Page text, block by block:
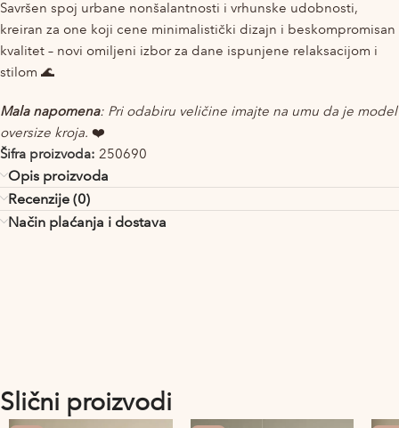
Savršen spoj urbane nonšalantnosti i vrhunske udobnosti,
kreiran za one koji cene minimalistički dizajn i beskompromisan
kvalitet – novi omiljeni izbor za dane ispunjene relaksacijom i
stilom 🌊
Mala napomena: Pri odabiru veličine imajte na umu da je model
oversize kroja. ❤️
Šifra proizvoda: 250690
Opis proizvoda
Recenzije (0)
Način plaćanja i dostava
Slični proizvodi